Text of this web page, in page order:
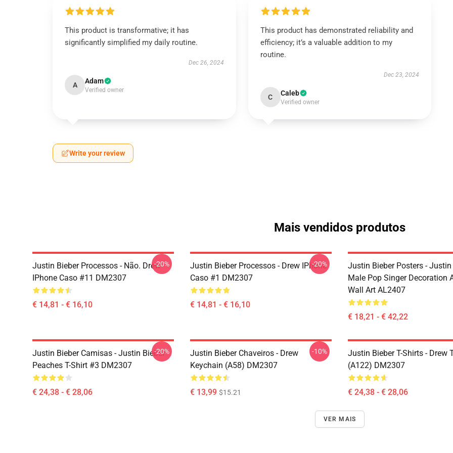
This product is transformative; it has
significantly simplified my daily routine.
Dec 26, 2024
A Adam
Verified owner
This product has demonstrated reliability and
efficiency; it’s a valuable addition to my
routine.
Dec 23, 2024
C Caleb
Verified owner
Write your review
Mais vendidos produtos
Justin Bieber Processos - Não. Drew
IPhone Caso #11 DM2307
€ 14,81 - € 16,10
-20%
Justin Bieber Processos - Drew IPhone
Caso #1 DM2307
€ 14,81 - € 16,10
-20%
Justin Bieber Posters - Justin
Male Pop Singer Decoration
Wall Art AL2407
€ 18,21 - € 42,22
Justin Bieber Camisas - Justin Bieber
Peaches T-Shirt #3 DM2307
€ 24,38 - € 28,06
-20%
Justin Bieber Chaveiros - Drew
Keychain (A58) DM2307
€ 13,99 $15.21
-10%
Justin Bieber T-Shirts - Drew
(A122) DM2307
€ 24,38 - € 28,06
VER MAIS